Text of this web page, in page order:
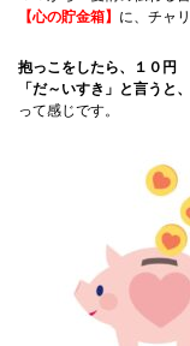
【心の貯金箱】 に、チャ
抱っこをしたら、１０円
「だ～いすき」と言うと
って感じです。